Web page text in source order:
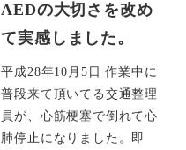
AEDの大切さを改め
て実感しました。
平成28年10月5日 作業中に
普段来て頂いてる交通整理
員が、心筋梗塞で倒れて心
肺停止になりました。即